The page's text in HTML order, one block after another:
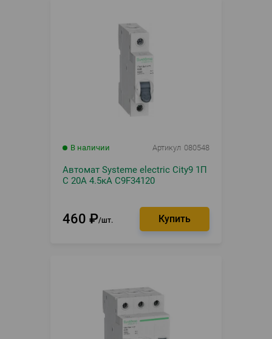
В наличии Артикул 080548
Автомат Systeme electric City9 1П
C 20А 4.5кА C9F34120
460 ₽ шт.